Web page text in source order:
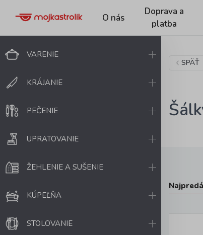
O nás
Doprava a
platba
VARENIE
KRÁJANIE
PEČENIE
UPRATOVANIE
ŽEHLENIE A SUŠENIE
KÚPEĽŇA
STOLOVANIE
SPÄŤ